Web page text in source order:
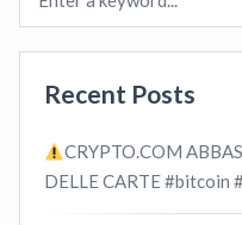
Recent Posts
CRYPTO.COM
DELLE CARTE #bitcoin